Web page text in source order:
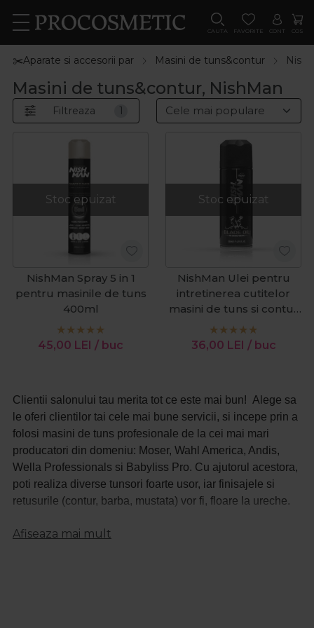
CAUTA FAVORITE CONT COS
✂️Aparate si accesorii par Masini de tuns&contur
Masini de tuns&contur, NishMan
Filtreaza 1
Stoc epuizat
NishMan Spray 5 in 1
pentru masinile de tuns
400ml
45,00 LEI / buc
Stoc epuizat
NishMan Ulei pentru
intretinerea cutitelor
masini de tuns si contur
Blade Oil 200ml
36,00 LEI / buc
Clientii salonului tau merita tot ce este mai bun! Alege sa
le oferi clientilor tai cele mai bune servicii, si incepe prin a
folosi masini de tuns profesionale de la cei mai mari
producatori din domeniu: Moser, Wahl America, Andis,
Wella Professionals si Babyliss Pro. Cu ajutorul acestora,
poti realiza diverse tunsori foarte usor, iar finisajele si
retusurile (contur, barba, mustata) vor fi, floare la ureche.
Procosmetic iti pune la dispozitie o gama variata de
Afiseaza mai mult